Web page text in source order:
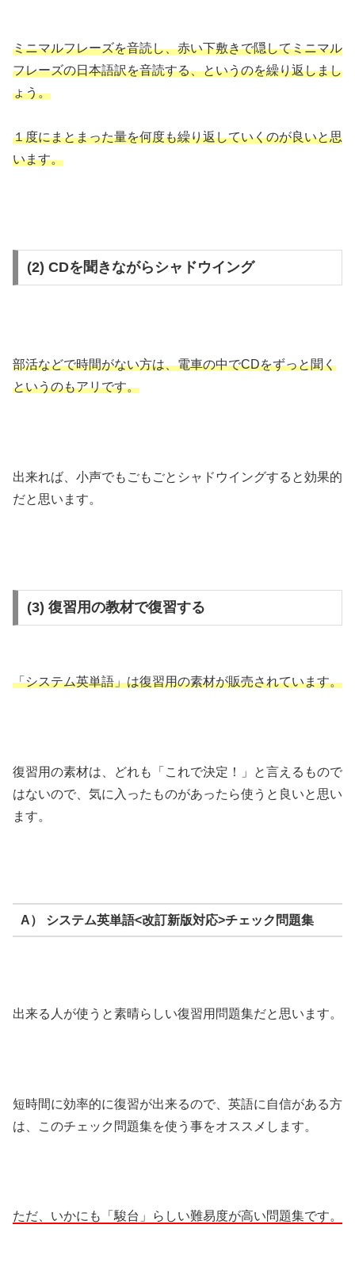
ミニマルフレーズを音読し、赤い下敷きで隠してミニマル
フレーズの日本語訳を音読する、というのを繰り返しまし
ょう。
１度にまとまった量を何度も繰り返していくのが良いと思
います。
(2) CDを聞きながらシャドウイング
部活などで時間がない方は、電車の中でCDをずっと聞く
というのもアリです。
出来れば、小声でもごもごとシャドウイングすると効果的
だと思います。
(3) 復習用の教材で復習する
「システム英単語」は復習用の素材が販売されています。
復習用の素材は、どれも「これで決定！」と言えるもので
はないので、気に入ったものがあったら使うと良いと思い
ます。
A） システム英単語<改訂新版対応>チェック問題集
出来る人が使うと素晴らしい復習用問題集だと思います。
短時間に効率的に復習が出来るので、英語に自信がある方
は、このチェック問題集を使う事をオススメします。
ただ、いかにも「駿台」らしい難易度が高い問題集です。